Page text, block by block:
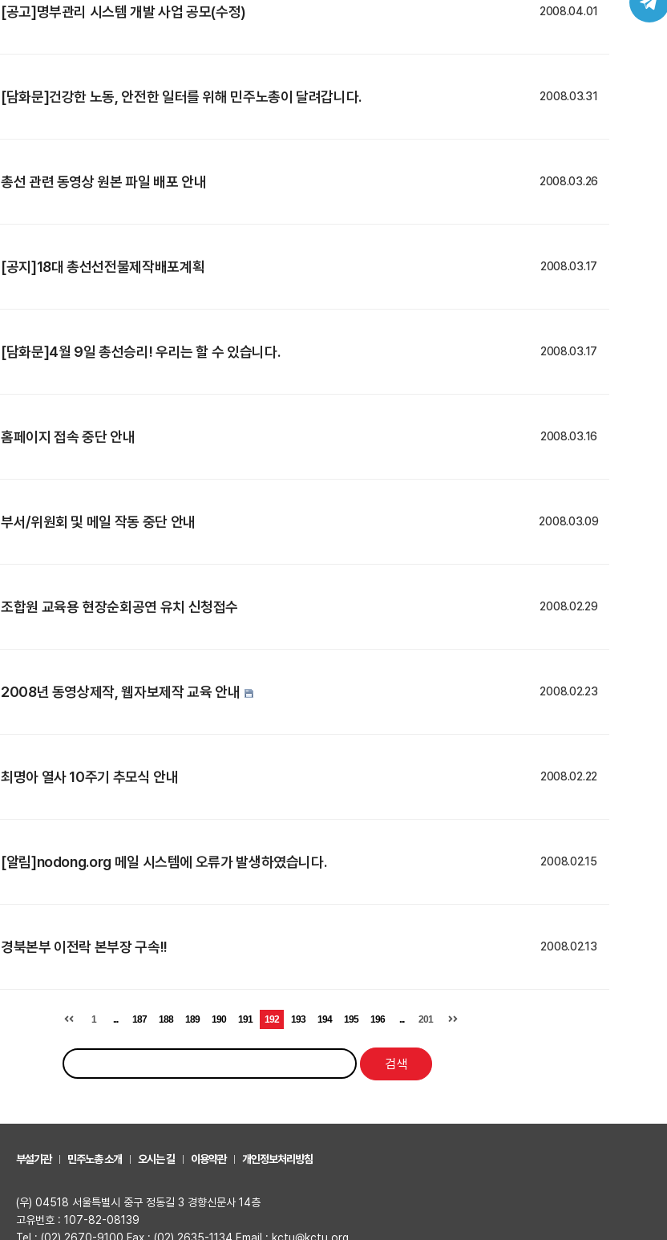
[공고]명부관리 시스템 개발 사업 공모(수정) 2008.04.01
[담화문]건강한 노동, 안전한 일터를 위해 민주노총이 달려갑니다. 2008.03.31
총선 관련 동영상 원본 파일 배포 안내 2008.03.26
[공지]18대 총선선전물제작배포계획 2008.03.17
[담화문]4월 9일 총선승리! 우리는 할 수 있습니다. 2008.03.17
홈페이지 접속 중단 안내 2008.03.16
부서/위원회 및 메일 작동 중단 안내 2008.03.09
조합원 교육용 현장순회공연 유치 신청접수 2008.02.29
2008년 동영상제작, 웹자보제작 교육 안내 2008.02.23
최명아 열사 10주기 추모식 안내 2008.02.22
[알림]nodong.org 메일 시스템에 오류가 발생하였습니다. 2008.02.15
경북본부 이전락 본부장 구속!! 2008.02.13
1 ... 187 188 189 190 191 192 193 194 195 196 ... 201
검색
부설기관 민주노총 소개 오시는 길 이용약관 개인정보처리방침
(우) 04518 서울특별시 중구 정동길 3 경향신문사 14층
고유번호 : 107-82-08139